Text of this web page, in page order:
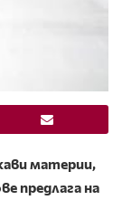
материи,
предлага на